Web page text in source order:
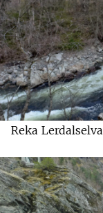
Reka Lerdalselva